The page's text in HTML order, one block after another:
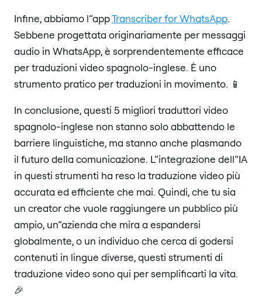
Infine, abbiamo l”appTranscriber for WhatsApp.
Sebbene progettata originariamente per messaggi
audio in WhatsApp, è sorprendentemente efficace
per traduzioni video spagnolo-inglese. È uno
strumento pratico per traduzioni in movimento. 📱
In conclusione, questi 5 migliori traduttori video
spagnolo-inglese non stanno solo abbattendo le
barriere linguistiche, ma stanno anche plasmando
il futuro della comunicazione. L”integrazione dell”IA
in questi strumenti ha reso la traduzione video più
accurata ed efficiente che mai. Quindi, che tu sia
un creator che vuole raggiungere un pubblico più
ampio, un”azienda che mira a espandersi
globalmente, o un individuo che cerca di godersi
contenuti in lingue diverse, questi strumenti di
traduzione video sono qui per semplificarti la vita.
🎉